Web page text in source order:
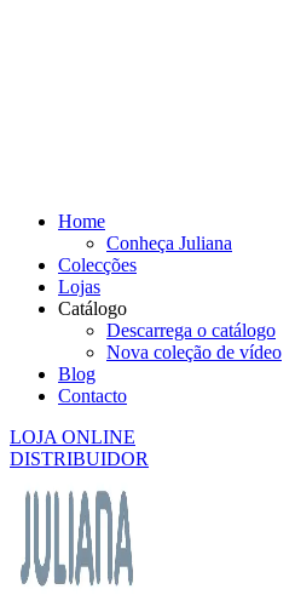
Home
Conheça Juliana
Colecções
Lojas
Catálogo
Descarrega o catálogo
Nova coleção de vídeo
Blog
Contacto
LOJA ONLINE
DISTRIBUIDOR